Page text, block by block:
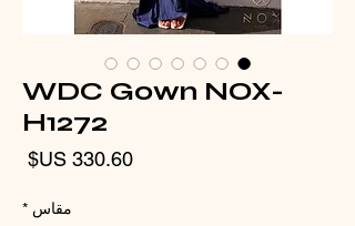
WDC Gown NOX-
H1272
مقاس *